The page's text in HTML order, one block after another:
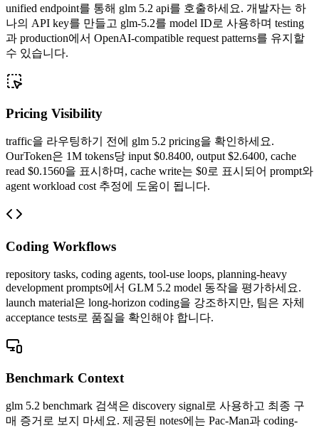
unified endpoint를 통해 glm 5.2 api를 호출하세요. 개발자는 하
나의 API key를 만들고 glm-5.2를 model ID로 사용하며 testing
과 production에서 OpenAI-compatible request patterns를 유지할
수 있습니다.
Pricing Visibility
traffic을 라우팅하기 전에 glm 5.2 pricing을 확인하세요.
OurToken은 1M tokens당 input $0.8400, output $2.6400, cache
read $0.1560을 표시하며, cache write는 $0로 표시되어 prompt와
agent workload cost 추정에 도움이 됩니다.
Coding Workflows
repository tasks, coding agents, tool-use loops, planning-heavy
development prompts에서 GLM 5.2 model 동작을 평가하세요.
launch material은 long-horizon coding을 강조하지만, 팀은 자체
acceptance tests로 품질을 확인해야 합니다.
Benchmark Context
glm 5.2 benchmark 검색은 discovery signal로 사용하고 최종 구
매 증거로 보지 마세요. 제공된 notes에는 Pac-Man과 coding-